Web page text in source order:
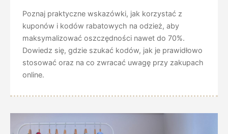
Poznaj praktyczne wskazówki, jak korzystać z
kuponów i kodów rabatowych na odzież, aby
maksymalizować oszczędności nawet do 70%.
Dowiedz się, gdzie szukać kodów, jak je prawidłowo
stosować oraz na co zwracać uwagę przy zakupach
online.